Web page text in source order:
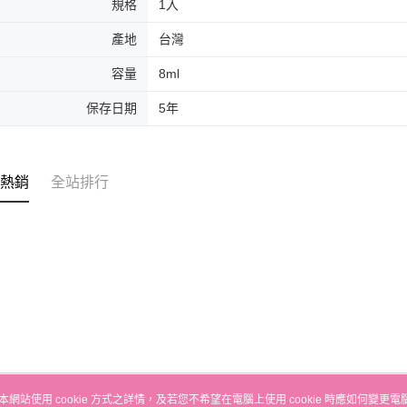
規格 1入
產地 台灣
容量 8ml
保存日期 5年
銷 全站排行
網站使用 cookie 方式之詳情，及若您不希望在電腦上使用 cookie 時應如何變更電